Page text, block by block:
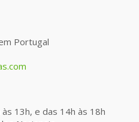
Portugal
13h, e das 14h às 18h